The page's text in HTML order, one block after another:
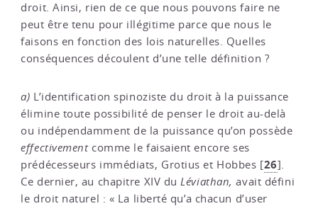
droit. Ainsi, rien de ce que nous pouvons faire ne
peut être tenu pour illégitime parce que nous le
faisons en fonction des lois naturelles. Quelles
conséquences découlent d’une telle définition ?
a) L’identification spinoziste du droit à la puissance
élimine toute possibilité de penser le droit au-delà
ou indépendamment de la puissance qu’on possède
effectivement comme le faisaient encore ses
prédécesseurs immédiats, Grotius et Hobbes [26].
Ce dernier, au chapitre XIV duLéviathan,avait défini
le droit naturel : « La liberté qu’a chacun d’user